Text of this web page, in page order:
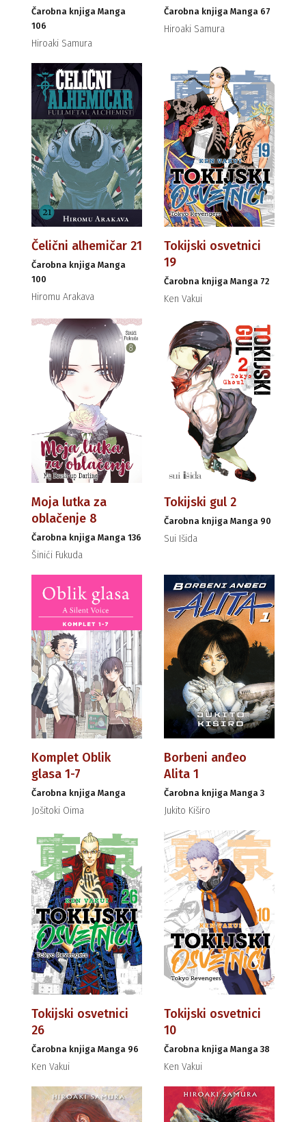
Čarobna knjiga Manga
106
Hiroaki Samura
Čarobna knjiga Manga 67
Hiroaki Samura
Čelični alhemičar 21
Čarobna knjiga Manga
100
Hiromu Arakava
Tokijski osvetnici
19
Čarobna knjiga Manga 72
Ken Vakui
Moja lutka za
oblačenje 8
Čarobna knjiga Manga 136
Šinići Fukuda
Tokijski gul 2
Čarobna knjiga Manga 90
Sui Išida
Komplet Oblik
glasa 1-7
Čarobna knjiga Manga
Jošitoki Oima
Borbeni anđeo
Alita 1
Čarobna knjiga Manga 3
Jukito Kiširo
Tokijski osvetnici
26
Čarobna knjiga Manga 96
Ken Vakui
Tokijski osvetnici
10
Čarobna knjiga Manga 38
Ken Vakui